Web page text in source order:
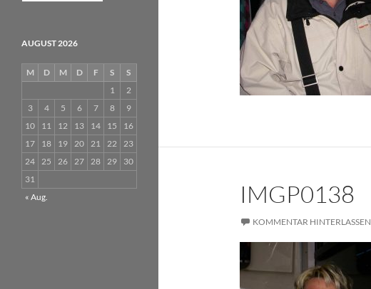
IMGP0138
KOMMENTAR HINTERLASSEN
AUGUST 2026
M D M D F S
S
1
2
3
4 5 6 7 8
9
10
11 12 13 14 15
16
17
18 19 20 21 22 23
24 25 26 27 28 29
30
31
« Aug.